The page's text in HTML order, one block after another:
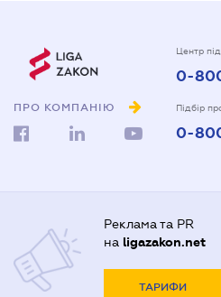
ПРО КОМПАНІЮ
Центр
0-
Підбір
0-
Реклама та PR
на ligazakon.net
ТАРИФИ